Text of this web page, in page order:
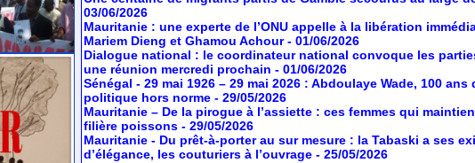
03/06/2026
Mauritanie : une experte de l’ONU appelle à la libération
Mariem Dieng et Ghamou Achour - 01/06/2026
Dialogue national : le coordinateur national convoque les
une réunion mercredi prochain - 01/06/2026
Sénégal - 29 mai 1926 – 29 mai 2026 : Abdoulaye Wade, 100 ans
politique hors norme - 29/05/2026
Mauritanie – De la pirogue à l’assiette : ces femmes qui
filière poissons - 29/05/2026
Mauritanie - Du prêt-à-porter au sur mesure : la Tabaski a ses
d’élégance, les couturiers à l’ouvrage - 25/05/2026